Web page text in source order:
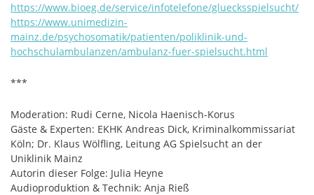
https://www.bioeg.de/service/infotelefone/gluecksspielsucht/
https://www.unimedizin-
mainz.de/psychosomatik/patienten/poliklinik-und-
hochschulambulanzen/ambulanz-fuer-spielsucht.html
***
Moderation: Rudi Cerne, Nicola Haenisch-Korus
Gäste & Experten: EKHK Andreas Dick, Kriminalkommissariat
Köln; Dr. Klaus Wölfling, Leitung AG Spielsucht an der
Uniklinik Mainz
Autorin dieser Folge: Julia Heyne
Audioproduktion & Technik: Anja Rieß